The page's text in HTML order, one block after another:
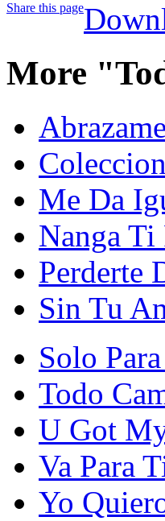
Share this page
More
Me Da
Nanga
Perderte
Sin Tu
Solo
Todo
U Got
Va Para
Yo